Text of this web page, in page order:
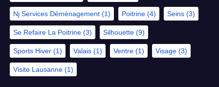
Nj Services Déménagement (1) Poitrine (4) Seins (3)
Se Refaire La Poitrine (3) Silhouette (9)
Sports Hiver (1) Valais (1) Ventre (1) Visage (3)
Visite Lausanne (1)